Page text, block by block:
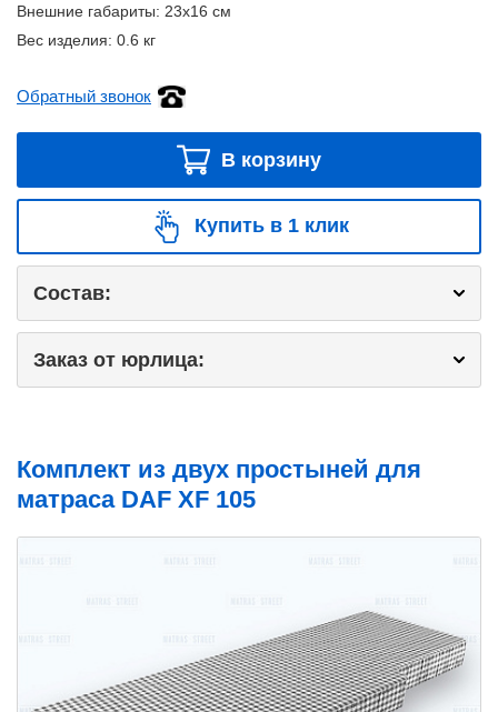
Внешние габариты: 23x16 см
Вес изделия: 0.6 кг
Обратный звонок
В корзину
Купить в 1 клик
Состав:
Заказ от юрлица:
Комплект из двух простыней для
матраса DAF XF 105